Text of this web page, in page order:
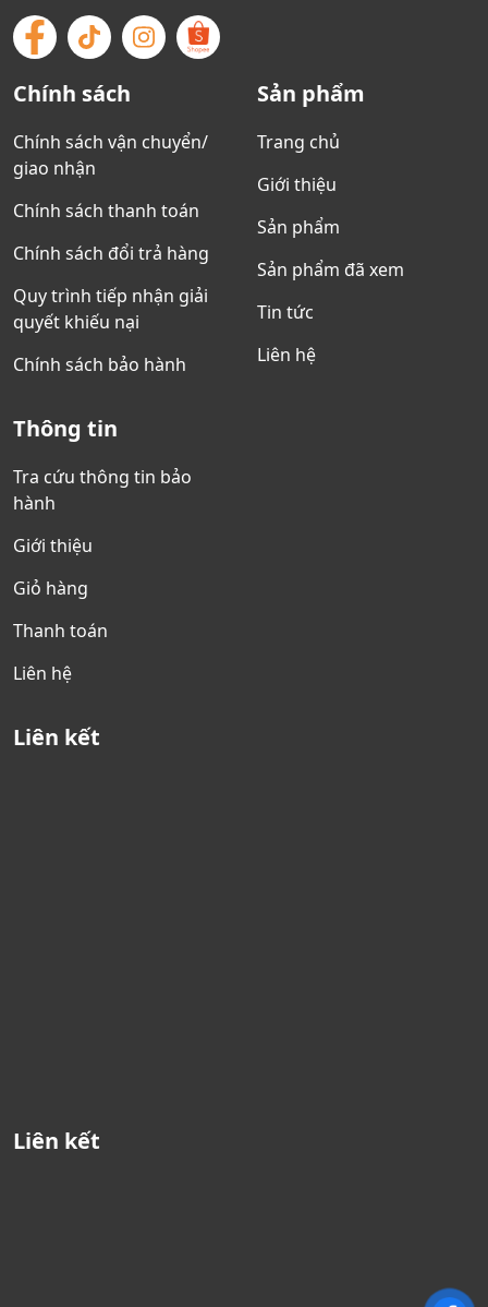
Chính sách
Chính sách vận chuyển/
giao nhận
Chính sách thanh toán
Chính sách đổi trả hàng
Quy trình tiếp nhận giải
quyết khiếu nại
Chính sách bảo hành
Sản phẩm
Trang chủ
Giới thiệu
Sản phẩm
Sản phẩm đã xem
Tin tức
Liên hệ
Thông tin
Tra cứu thông tin bảo
hành
Giới thiệu
Giỏ hàng
Thanh toán
Liên hệ
Liên kết
Liên kết